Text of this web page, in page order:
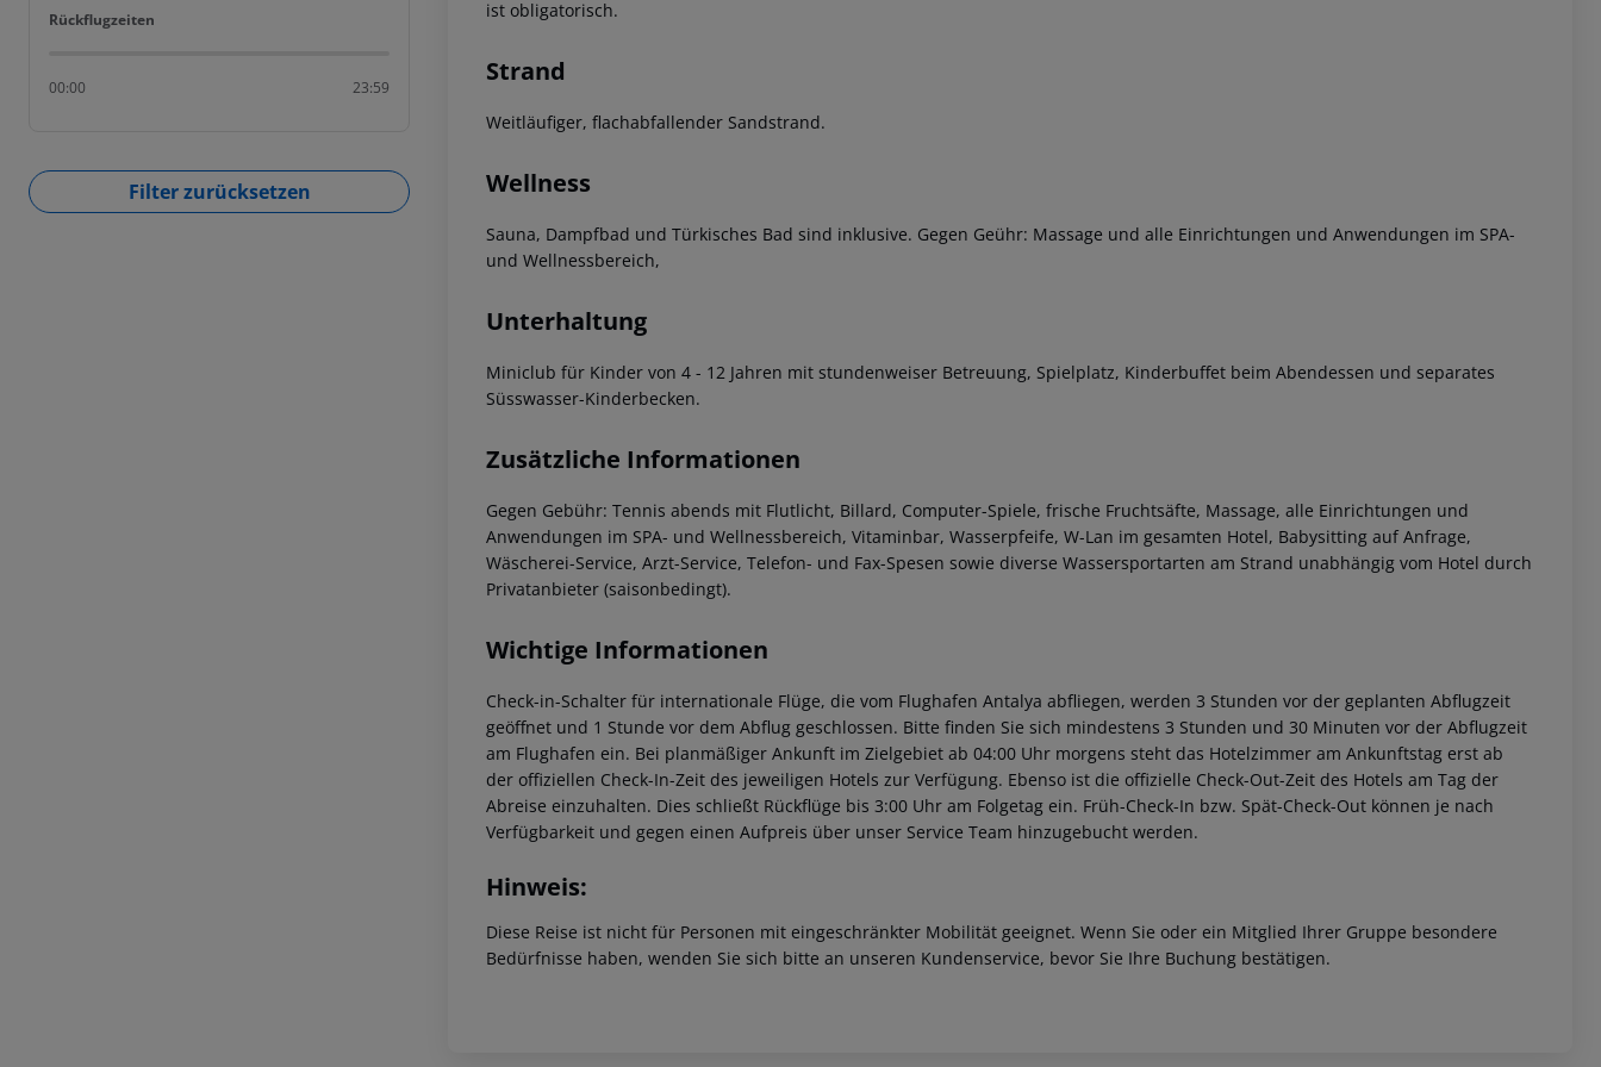
Rückflugzeiten
Rückflugzeiten
00:00 23:59
Filter zurücksetzen
ist obligatorisch.
Strand
Weitläufiger, flachabfallender Sandstrand.
Wellness
Sauna, Dampfbad und Türkisches Bad sind inklusive. Gegen Geühr: Massage und alle Einrichtungen und Anwendungen im SPA-
und Wellnessbereich,
Unterhaltung
Miniclub für Kinder von 4 - 12 Jahren mit stundenweiser Betreuung, Spielplatz, Kinderbuffet beim Abendessen und separates
Süsswasser-Kinderbecken.
Zusätzliche Informationen
Gegen Gebühr: Tennis abends mit Flutlicht, Billard, Computer-Spiele, frische Fruchtsäfte, Massage, alle Einrichtungen und
Anwendungen im SPA- und Wellnessbereich, Vitaminbar, Wasserpfeife, W-Lan im gesamten Hotel, Babysitting auf Anfrage,
Wäscherei-Service, Arzt-Service, Telefon- und Fax-Spesen sowie diverse Wassersportarten am Strand unabhängig vom Hotel durch
Privatanbieter (saisonbedingt).
Wichtige Informationen
Check-in-Schalter für internationale Flüge, die vom Flughafen Antalya abfliegen, werden 3 Stunden vor der geplanten Abflugzeit
geöffnet und 1 Stunde vor dem Abflug geschlossen. Bitte finden Sie sich mindestens 3 Stunden und 30 Minuten vor der Abflugzeit
am Flughafen ein. Bei planmäßiger Ankunft im Zielgebiet ab 04:00 Uhr morgens steht das Hotelzimmer am Ankunftstag erst ab
der offiziellen Check-In-Zeit des jeweiligen Hotels zur Verfügung. Ebenso ist die offizielle Check-Out-Zeit des Hotels am Tag der
Abreise einzuhalten. Dies schließt Rückflüge bis 3:00 Uhr am Folgetag ein. Früh-Check-In bzw. Spät-Check-Out können je nach
Verfügbarkeit und gegen einen Aufpreis über unser Service Team hinzugebucht werden.
Hinweis:
Diese Reise ist nicht für Personen mit eingeschränkter Mobilität geeignet. Wenn Sie oder ein Mitglied Ihrer Gruppe besondere
Bedürfnisse haben, wenden Sie sich bitte an unseren Kundenservice, bevor Sie Ihre Buchung bestätigen.